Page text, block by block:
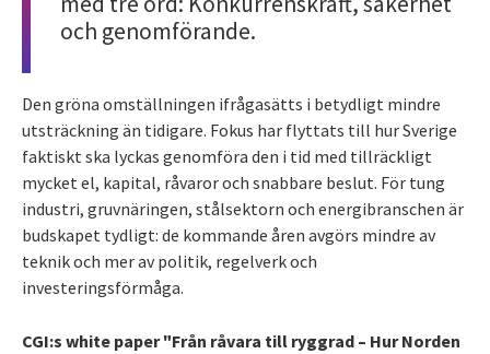
och genomförande.
Den gröna omställningen ifrågasätts i betydligt mindre
utsträckning än tidigare. Fokus har flyttats till hur Sverige
faktiskt ska lyckas genomföra den i tid med tillräckligt
mycket el, kapital, råvaror och snabbare beslut. För tung
industri, gruvnäringen, stålsektorn och energibranschen är
budskapet tydligt: de kommande åren avgörs mindre av
teknik och mer av politik, regelverk och
investeringsförmåga.
CGI:s white paper "Från råvara till ryggrad – Hur Norden